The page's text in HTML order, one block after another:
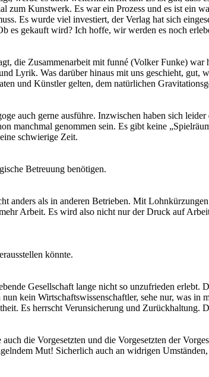
Kunstwerk. Es war ein Prozess und es ist ein
Es wurde viel investiert, der Verlag hat sich
es gekauft wird? Ich hoffe, wir werden es noch
die Zusammenarbeit mit funné (Volker Funke)
Lyrik. Was darüber hinaus mit uns geschieht, gut,
und Künstler gelten, dem natürlichen
auch gerne ausführe. Inzwischen haben sich
manchmal genommen sein. Es gibt keine
schwierige Zeit.
Betreuung benötigen.
anders als in anderen Betrieben. Mit
Arbeit. Es wird also nicht nur der Druck auf
könnte.
Gesellschaft lange nicht so unzufrieden erlebt.
kein Wirtschaftswissenschaftler, sehe nur, was in
Es herrscht Verunsicherung und Zurückhaltung.
die Vorgesetzten und die Vorgesetzten der
Mut! Sicherlich auch an widrigen